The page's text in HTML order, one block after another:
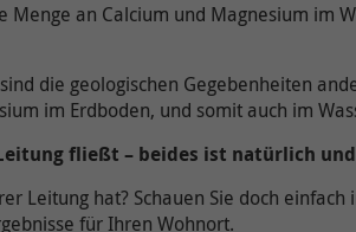
an Calcium und Magnesium im
die geologischen Gegebenheiten
im Erdboden, und somit auch im
fließt – beides ist natürlich
Leitung hat? Schauen Sie doch
für Ihren Wohnort.